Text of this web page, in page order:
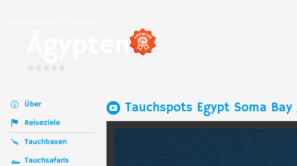
Über
Reiseziele
Tauchbasen
Tauchsafaris
Tauchspots Egypt Soma